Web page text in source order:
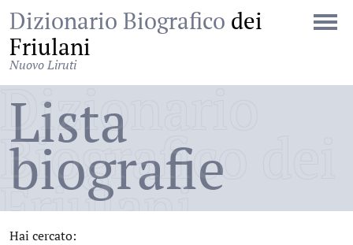
Dizionario Biografico dei
Friulani
Nuovo Liruti
Dizionario
Biografico dei
Friulani
Lista
biografie
Hai cercato: